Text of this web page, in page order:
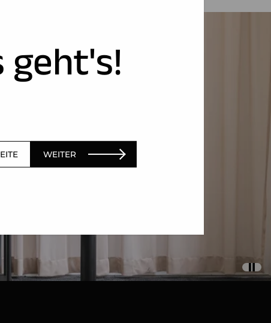
WEITER